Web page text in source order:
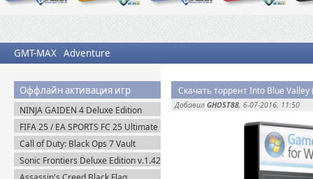
GMT-MAX Adventure
Оффлайн активация игр
NINJA GAIDEN 4 Deluxe Edition
v.1.0.4.0 (2025) Portable
FIFA 25 / EA SPORTS FC 25 Ultimate
Edition (2024) EA-Rip
Call of Duty: Black Ops 7 Vault
Edition (2025) Steam-Rip
Sonic Frontiers Deluxe Edition v.1.42
+ Все DLC (2022) Пиратка
Скачать торрент Into Blue
Добавил GHOST88, 6-07-2016, 11:50